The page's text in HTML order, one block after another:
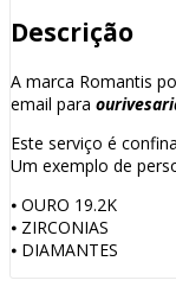
Descrição
A marca Romantis
email para
Este serviço é
Um exemplo de
⦁ OURO 19.2K
⦁ ZIRCONIAS
⦁ DIAMANTES